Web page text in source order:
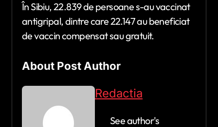
În Sibiu, 22.839 de persoane s-au vaccinat
antigripal, dintre care 22.147 au beneficiat
de vaccin compensat sau gratuit.
About Post Author
Redactia
See author's